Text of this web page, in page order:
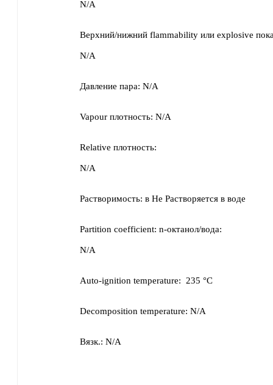
N/A
Верхний/нижний flammability или explosive
N/A
Давление пара: N/A
Vapour плотность: N/A
Relative плотность:
N/A
Растворимость: в Не Растворяется в воде
Partition coefficient: n-октанол/вода:
N/A
Auto-ignition temperature: 235 °C
Decomposition temperature: N/A
Вязк.: N/A